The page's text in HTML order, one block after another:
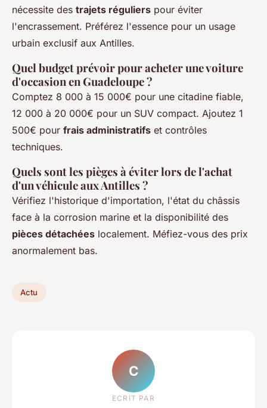
nécessite des trajets réguliers pour éviter
l'encrassement. Préférez l'essence pour un usage
urbain exclusif aux Antilles.
Quel budget prévoir pour acheter une voiture
d'occasion en Guadeloupe ?
Comptez 8 000 à 15 000€ pour une citadine fiable,
12 000 à 20 000€ pour un SUV compact. Ajoutez 1
500€ pour frais administratifs et contrôles
techniques.
Quels sont les pièges à éviter lors de l'achat
d'un véhicule aux Antilles ?
Vérifiez l'historique d'importation, l'état du châssis
face à la corrosion marine et la disponibilité des
pièces détachées localement. Méfiez-vous des prix
anormalement bas.
Actu
C
ECRIT PAR